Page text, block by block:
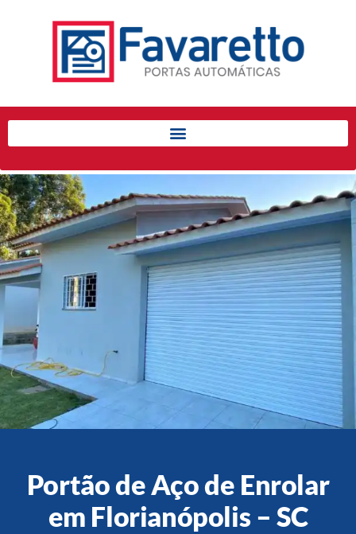
Início
Produtos
Porta de Enrolar Automática
Automatizadores
Acessórios Para Portas de
Enrolar
Pintura eletrostática
Portfólio
Contato
Acessórios
Portão de Aço de Enrolar
em Florianópolis – SC